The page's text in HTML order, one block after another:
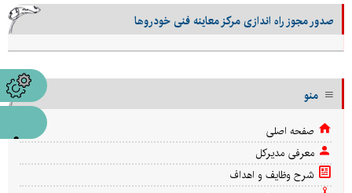
خدمات قابل ارائه در میز خدمت
صدور مجوز راه اندازی مرکز معاینه فنی خودروها
منو
صفحه اصلی
معرفی مدیرکل
شرح وظایف و اهداف